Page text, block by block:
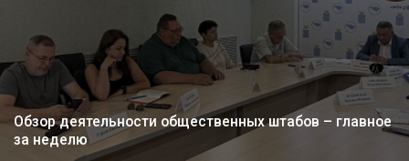
Обзор деятельности общественных штабов – главное
за неделю